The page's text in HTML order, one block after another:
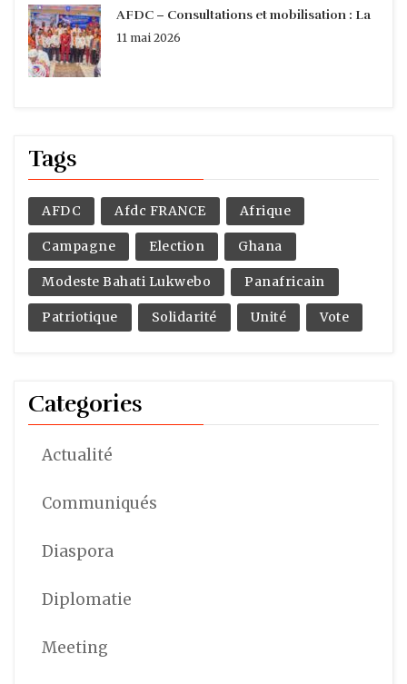
AFDC – Consultations et mobilisation : La
11 mai 2026
Tags
AFDC Afdc FRANCE Afrique
Campagne Election Ghana
Modeste Bahati Lukwebo Panafricain
Patriotique Solidarité Unité Vote
Categories
Actualité
Communiqués
Diaspora
Diplomatie
Meeting